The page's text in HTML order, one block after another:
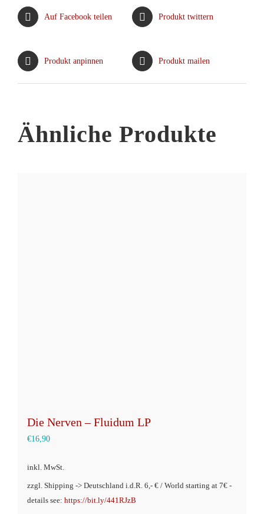
Auf Facebook teilen Produkt twittern
Produkt anpinnen Produkt mailen
Ähnliche Produkte
Die Nerven – Fluidum LP
€16,90
inkl. MwSt.
zzgl. Shipping -> Deutschland i.d.R. 6,- € / World starting at 7€ -
details see: https://bit.ly/441RJzB